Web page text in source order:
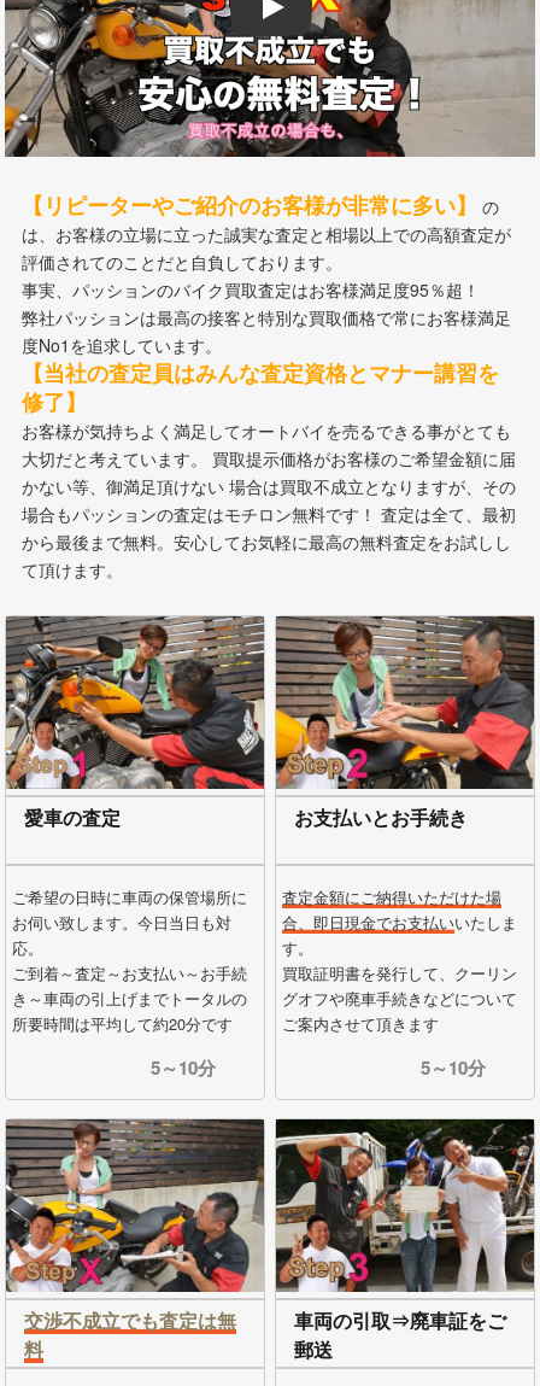
Play
【リピーターやご紹介のお客様が非常に多い】
は、お客様の立場に立った誠実な査定と相場以上での高額査定が
評価されてのことだと自負しております。
事実、パッションのバイク買取査定はお客様満足度95％超！
弊社パッションは最高の接客と特別な買取価格で常にお客様満足
度No1を追求しています。
【当社の査定員はみんな査定資格とマナー講習を
修了】
お客様が気持ちよく満足してオートバイを売るできる事がとても
大切だと考えています。 買取提示価格がお客様のご希望金額に届
かない等、御満足頂けない 場合は買取不成立となりますが、その
場合もパッションの査定はモチロン無料です！ 査定は全て、最初
から最後まで無料。安心してお気軽に最高の無料査定をお試しし
て頂けます。
愛車の査定
ご希望の日時に車両の保管場所に
お伺い致します。今日当日も対
応。
ご到着～査定～お支払い～お手続
き～車両の引上げまでトータルの
所要時間は平均して約20分です
5～10分
お支払いとお手続き
査定金額にご納得いただけた場
合、即日現金でお支払いいたしま
す。
買取証明書を発行して、クーリン
グオフや廃車手続きなどについて
ご案内させて頂きます
5～10分
交渉不成立でも査定は無
料
車両の引取⇒廃車証をご
郵送